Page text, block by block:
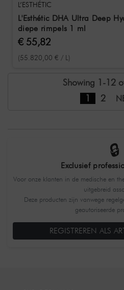
L’ESTHÉTIC
L'Esthétic DHA Ultra Deep
diepe rimpels 1 ml
€ 55,82
(55.820,00 € / L)
Showing 1-12
1
2
🔒
Exclusief
Voor onze klanten in de medische en
uitgebreid
Deze producten zijn vanwege
geautoriseerde
REGISTREREN ALS